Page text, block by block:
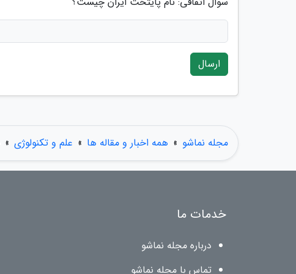
ارسال
مجله نماشو » همه اخبار و مقاله ها » علم و تکنولوژی »
خدمات ما
درباره مجله نماشو
تماس با مجله نماشو